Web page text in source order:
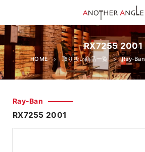
RX7255 2001
HOME 取り扱い商品一覧 Ray-Ban
Ray-Ban
RX7255 2001